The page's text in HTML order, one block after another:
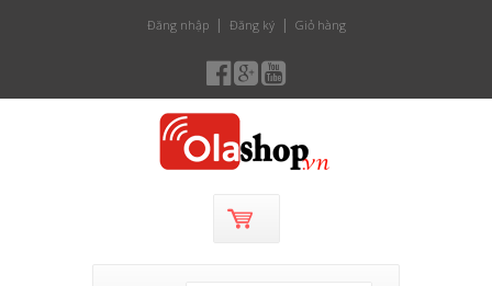
Đăng nhập Đăng ký Giỏ hàng